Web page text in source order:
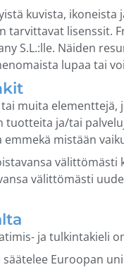
kuvista,
tarvittavat lisenssit.
S.L.:lle. Näiden
lupaa tai
tai muita
ja/tai
mistään
välittömästi
ja tulkintakieli
säätelee Euroopan